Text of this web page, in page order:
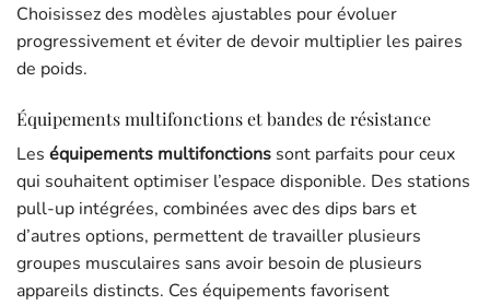
Choisissez des modèles ajustables pour évoluer
progressivement et éviter de devoir multiplier les paires
de poids.
Équipements multifonctions et bandes de résistance
Les équipements multifonctions sont parfaits pour ceux
qui souhaitent optimiser l’espace disponible. Des stations
pull-up intégrées, combinées avec des dips bars et
d’autres options, permettent de travailler plusieurs
groupes musculaires sans avoir besoin de plusieurs
appareils distincts. Ces équipements favorisent